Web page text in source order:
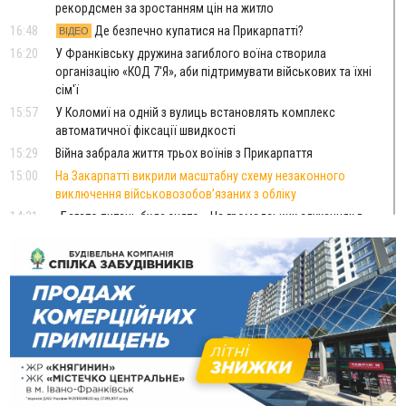
рекордсмен за зростанням цін на житло
16:48
ВІДЕО
Де безпечно купатися на Прикарпатті?
16:20
У Франківську дружина загиблого воїна створила
організацію «КОД 7'Я», аби підтримувати військових та їхні
сім'ї
15:57
У Коломиї на одній з вулиць встановлять комплекс
автоматичної фіксації швидкості
15:29
Війна забрала життя трьох воїнів з Прикарпаття
15:00
На Закарпатті викрили масштабну схему незаконного
виключення військовозобов’язаних з обліку
14:31
«Багато питань буде знято». На громадських слуханнях в
Яремче обговорили, як вирішити питання джипінгу в
Карпатах
13:54
5 «тихих» хвороб, які виявляє профілактичне обстеження
13:30
ФОТО На Надрічній тривають останні приготування до
нового руху
12:57
У Франківську зафіксували найбільшу спеку за всю історію
спостережень
12:24
Лікування наркоманії Київ: чому важливо розпочати
терапію якомога раніше